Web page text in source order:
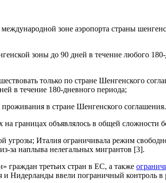
зоне аэропорта страны
зоны до 90 дней в течение любого
только по стране Шенгенского
в течение 180-дневного периода;
в стране Шенгенского соглашения.
границах объявлялось в общей сложности
Италия ограничивала режим
за наплыва нелегальных мигрантов [3].
граждан третьих стран в ЕС, а также
Нидерланды ввели пограничный контроль в